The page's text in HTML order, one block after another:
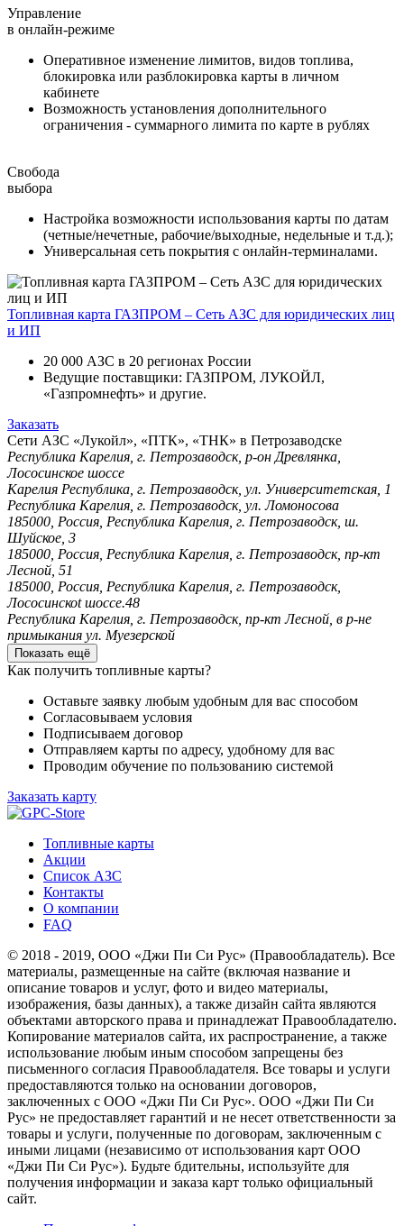
Управление
в онлайн-режиме
Оперативное изменение лимитов, видов топлива,
блокировка или разблокировка карты в личном
кабинете
Возможность установления дополнительного
ограничения - суммарного лимита по карте в рублях
Свобода
выбора
Настройка возможности использования карты по датам
(четные/нечетные, рабочие/выходные, недельные и т.д.);
Универсальная сеть покрытия с онлайн-терминалами.
Топливная карта ГАЗПРОМ – Сеть АЗС для юридических лиц
и ИП
20 000 АЗС в 20 регионах России
Ведущие поставщики: ГАЗПРОМ, ЛУКОЙЛ,
«Газпромнефть» и другие.
Заказать
Сети АЗС «Лукойл», «ПТК», «ТНК» в Петрозаводске
Республика Карелия, г. Петрозаводск, р-он Древлянка,
Лососинское шоссе
Карелия Республика, г. Петрозаводск, ул. Университетская, 1
Республика Карелия, г. Петрозаводск, ул. Ломоносова
185000, Россия, Республика Карелия, г. Петрозаводск, ш.
Шуйское, 3
185000, Россия, Республика Карелия, г. Петрозаводск, пр-кт
Лесной, 51
185000, Россия, Республика Карелия, г. Петрозаводск,
Лососинскоt шоссе.48
Республика Карелия, г. Петрозаводск, пр-кт Лесной, в р-не
примыкания ул. Муезерской
Показать ещё
Как получить топливные карты?
Оставьте заявку любым удобным для вас способом
Согласовываем условия
Подписываем договор
Отправляем карты по адресу, удобному для вас
Проводим обучение по пользованию системой
Заказать карту
Топливные карты
Акции
Список АЗС
Контакты
О компании
FAQ
© 2018 - 2019, ООО «Джи Пи Си Рус» (Правообладатель). Все
материалы, размещенные на сайте (включая название и
описание товаров и услуг, фото и видео материалы,
изображения, базы данных), а также дизайн сайта являются
объектами авторского права и принадлежат Правообладателю.
Копирование материалов сайта, их распространение, а также
использование любым иным способом запрещены без
письменного согласия Правообладателя. Все товары и услуги
предоставляются только на основании договоров,
заключенных с ООО «Джи Пи Си Рус». ООО «Джи Пи Си
Рус» не предоставляет гарантий и не несет ответственности за
товары и услуги, полученные по договорам, заключенным с
иными лицами (независимо от использования карт ООО
«Джи Пи Си Рус»). Будьте бдительны, используйте для
получения информации и заказа карт только официальный
сайт.